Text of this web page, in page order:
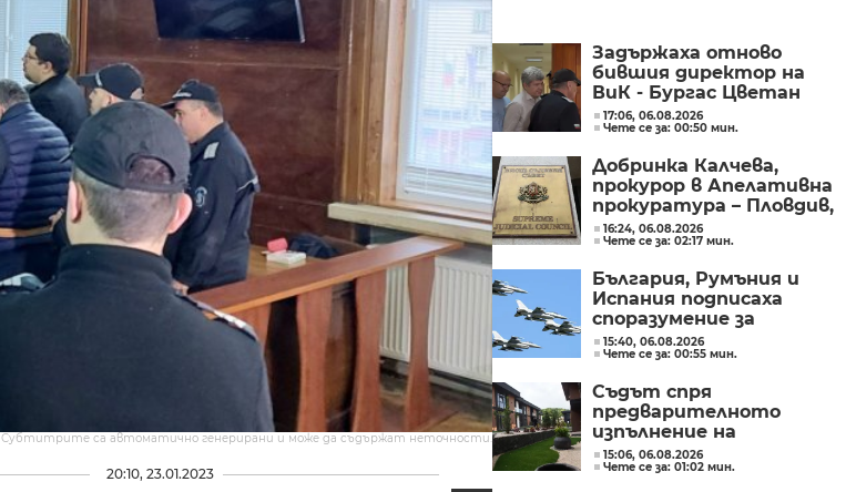
Субтитрите са автоматично генерирани и може да съдържат неточности.
20:10, 23.01.2023 18:44, 23.01.2023
Задържаха отново
бившия директор на
ВиК - Бургас Цветан
Мирчев
17:06, 06.08.2026
Чете се за: 00:50 мин.
Добринка Калчева,
прокурор в Апелативна
прокуратура – Пловдив,
е предложена за член на
ВСС
16:24, 06.08.2026
Чете се за: 02:17 мин.
България, Румъния и
Испания подписаха
споразумение за
изпълнение на
съвместни мисии по
пространство
15:40, 06.08.2026
Чете се за: 00:55 мин.
Съдът спря
предварителното
изпълнение на
заповедите за събаряне
на сградите в Баба
15:06, 06.08.2026
Чете се за: 01:02 мин.